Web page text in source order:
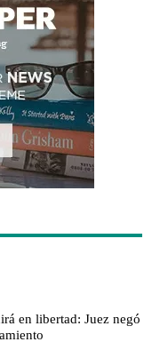
en libertad: Juez negó